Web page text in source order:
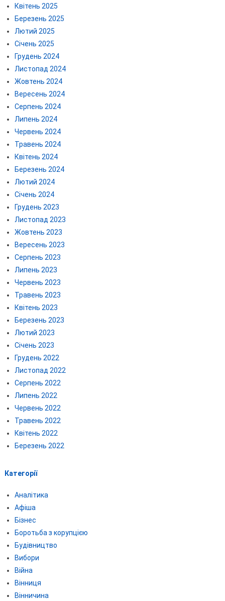
Квітень 2025
Березень 2025
Лютий 2025
Січень 2025
Грудень 2024
Листопад 2024
Жовтень 2024
Вересень 2024
Серпень 2024
Липень 2024
Червень 2024
Травень 2024
Квітень 2024
Березень 2024
Лютий 2024
Січень 2024
Грудень 2023
Листопад 2023
Жовтень 2023
Вересень 2023
Серпень 2023
Липень 2023
Червень 2023
Травень 2023
Квітень 2023
Березень 2023
Лютий 2023
Січень 2023
Грудень 2022
Листопад 2022
Серпень 2022
Липень 2022
Червень 2022
Травень 2022
Квітень 2022
Березень 2022
Категорії
Аналітика
Афіша
Бізнес
Боротьба з корупцією
Будівництво
Вибори
Війна
Вінниця
Вінничина